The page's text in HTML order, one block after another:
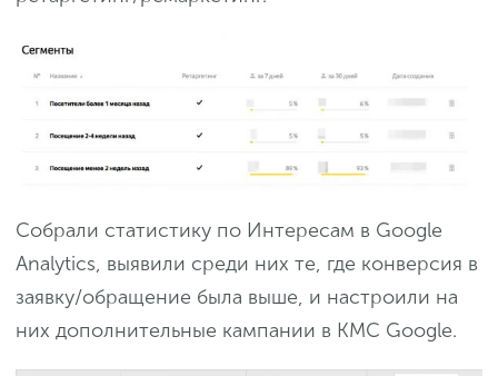
Собрали статистику по Интересам в Google
Analytics, выявили среди них те, где конверсия в
заявку/обращение была выше, и настроили на
них дополнительные кампании в КМС Google.